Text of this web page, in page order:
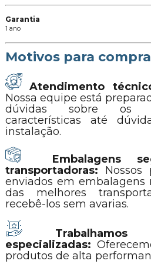
Garantia
1 ano
Motivos para
Atendimento
Nossa equipe está
dúvidas sobre os
características até
instalação.
Embalagens
transportadoras: Nossos
enviados em embalagens
das melhores
recebê-los sem avarias.
Trabalhamos
especializadas:
produtos de alta